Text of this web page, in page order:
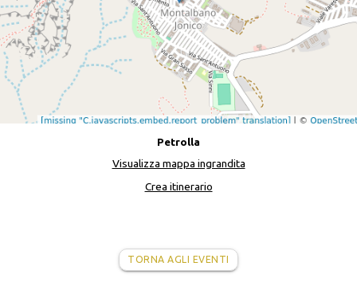
Petrolla
Visualizza mappa ingrandita
Crea itinerario
TORNA AGLI EVENTI